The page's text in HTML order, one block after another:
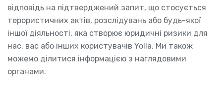
відповідь на підтверджений запит, що стосується
терористичних актів, розслідувань або будь-якої
іншої діяльності, яка створює юридичні ризики для
нас, вас або інших користувачів Yolla. Ми також
можемо ділитися інформацією з наглядовими
органами.